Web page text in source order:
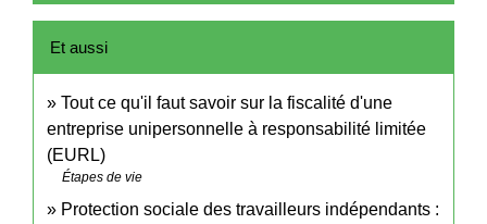
Et aussi
Tout ce qu'il faut savoir sur la fiscalité d'une
entreprise unipersonnelle à responsabilité limitée
(EURL)
Étapes de vie
Protection sociale des travailleurs indépendants :